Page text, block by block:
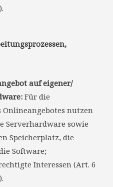
auf eigener/
Für die
nutzen
Serverhardware sowie
Speicherplatz, die
Software;
Interessen (Art. 6